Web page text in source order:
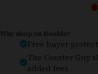
Why shop on Bookle?
Free buyer
The Courier Guy
added fees